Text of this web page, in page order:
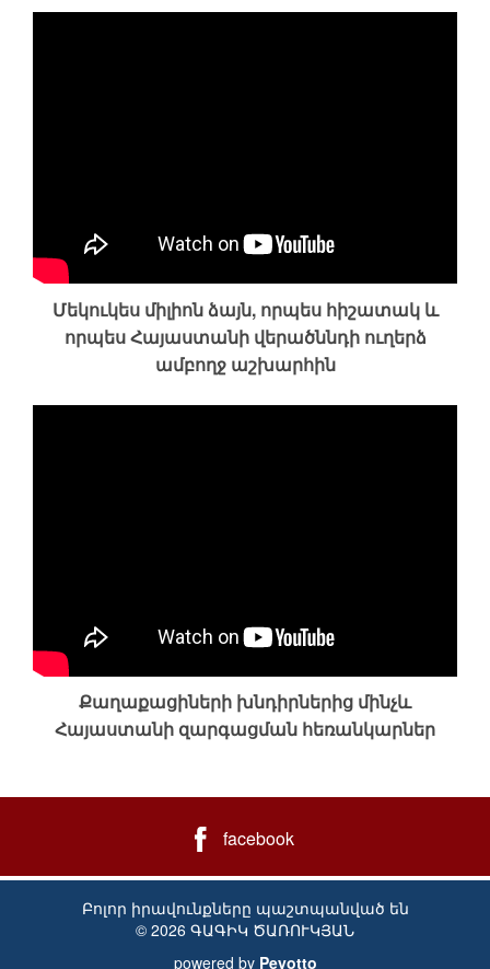
Մեկուկես միլիոն ձայն, որպես հիշատակ և
որպես Հայաստանի վերածննդի ուղերձ
ամբողջ աշխարհին
Քաղաքացիների խնդիրներից մինչև
Հայաստանի զարգացման հեռանկարներ
facebook
Բոլոր իրավունքները պաշտպանված են
© 2026 ԳԱԳԻԿ ԾԱՌՈՒԿՅԱՆ
powered by Peyotto